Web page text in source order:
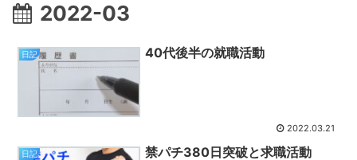
2022-03
日記 40代後半の就職活動
2022.03.21
日記 禁パチ380日突破と求職活動